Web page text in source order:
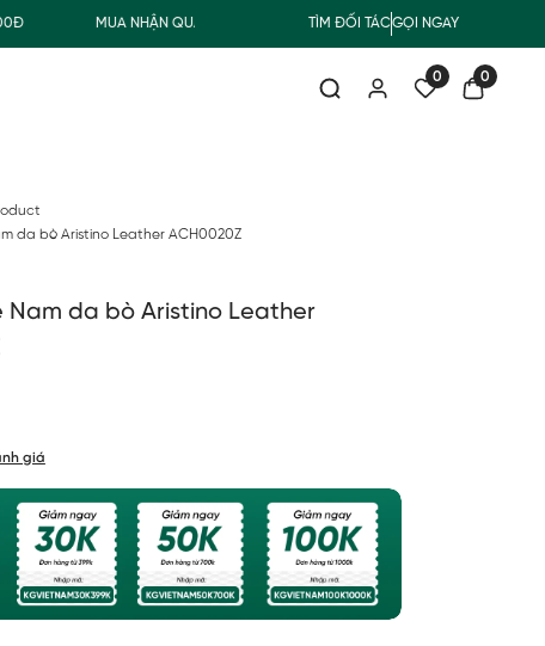
MUA NHẬN QUÀ FREESHIP GIAO THƯỜNG CHO ĐƠN HÀNG
TÌM ĐỐI TÁCGỌI NGAY
0 0
da bò Aristino Leather ACH0020Z
Nam da bò Aristino Leather
giá